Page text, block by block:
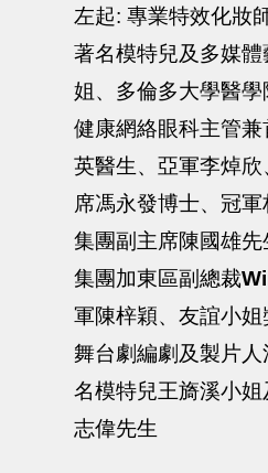
左起: 專業特效化妝
著名模特兒及多媒
姐、多倫多大學醫
健康網絡眼科主管
英醫生、亞軍李焯
席馮永發博士、冠
集團副主席陳國雄
集團加東區副總裁
軍陳梓穎、友誼小姐
舞台劇編劇及製片
名模特兒王旖溪小
志偉先生